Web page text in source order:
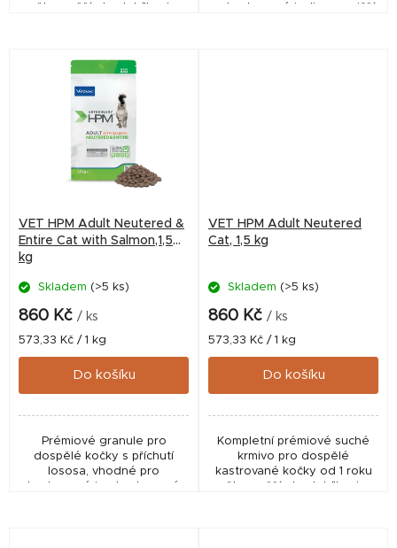
věku, vyšší obsah bílkovin,
omega...
nekastrované jedince s nižší
VET HPM Adult Neutered &
Entire Cat with Salmon,1,5
kg
Skladem (>5 ks)
860 Kč / ks
Měrná
cena:
573,33 Kč / 1 kg
Do košíku
Prémiové granule pro
dospělé kočky s příchutí
lososa, vhodné pro
VET HPM Adult Neutered
Cat, 1,5 kg
Skladem (>5 ks)
860 Kč / ks
Měrná
cena:
573,33 Kč / 1 kg
Do košíku
Kompletní prémiové suché
krmivo pro dospělé
kastrované kočky od 1 roku